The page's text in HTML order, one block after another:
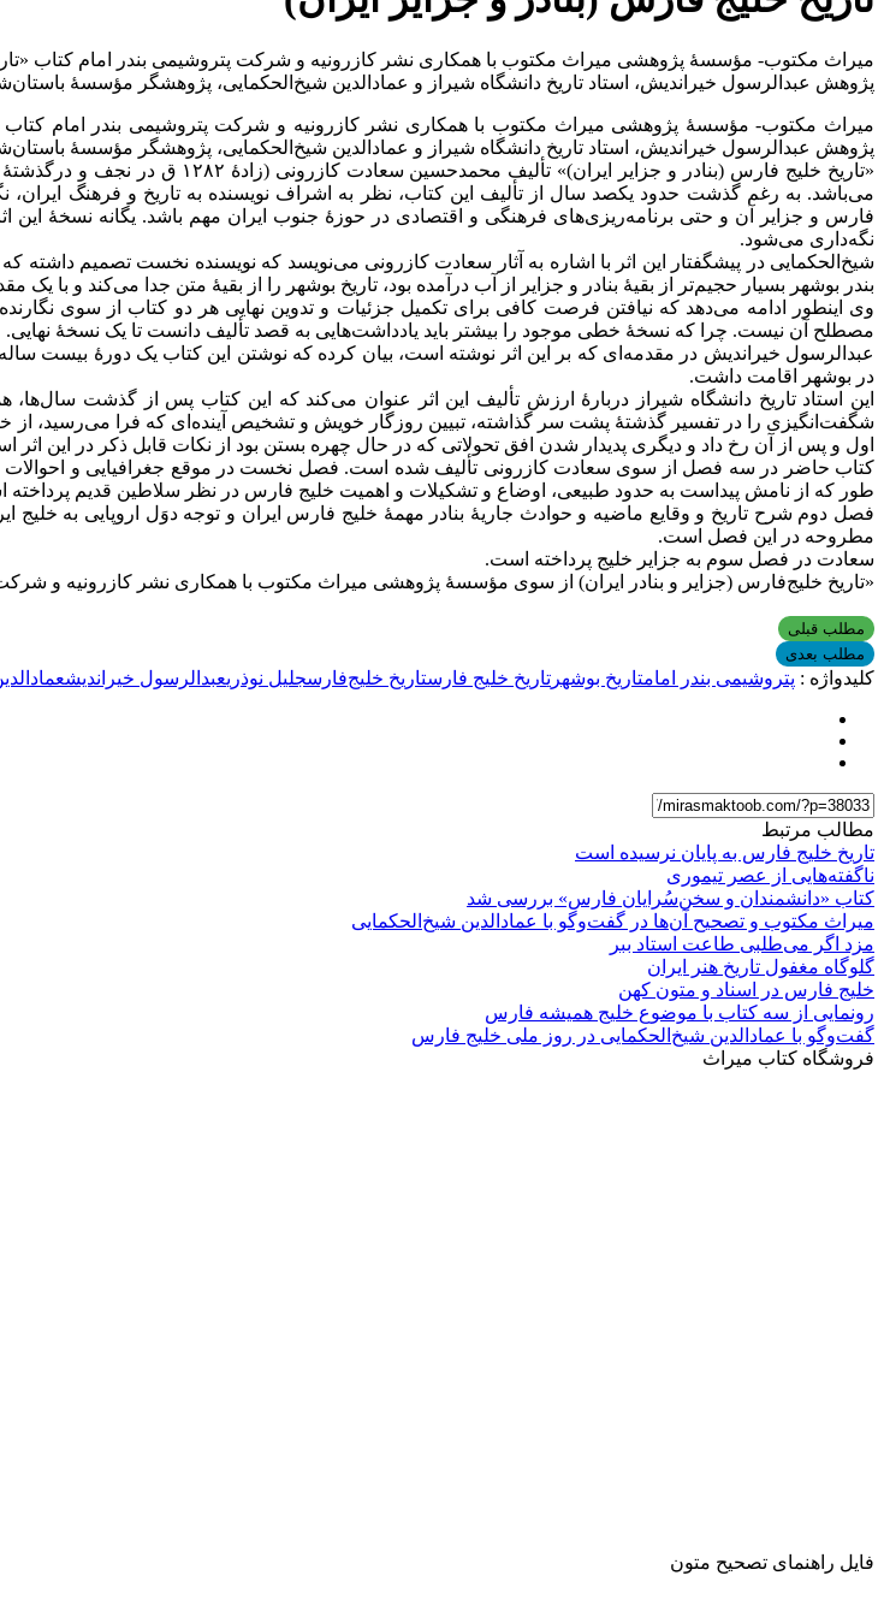
میراث مکتوب- مؤسسۀ پژوهشی میراث مکتوب با همکاری نشر کازرونیه و شرکت پتروشیمی بندر امام کتاب
پژوهش عبدالرسول خیراندیش، استاد تاریخ دانشگاه شیراز و عمادالدین شیخ‌الحکمایی، پژوهشگر مؤسسهٔ
میراث مکتوب- مؤسسۀ پژوهشی میراث مکتوب با همکاری نشر کازرونیه و شرکت پتروشیمی بندر امام کتاب
پژوهش عبدالرسول خیراندیش، استاد تاریخ دانشگاه شیراز و عمادالدین شیخ‌الحکمایی، پژوهشگر مؤسسهٔ
می‌باشد. به رغم گذشت حدود یکصد سال از تألیف این کتاب، نظر به اشراف نویسنده به تاریخ و فرهنگ
فارس و جزایر آن و حتی برنامه‌ریزی‌های فرهنگی و اقتصادی در حوزۀ جنوب ایران مهم باشد. یگانه نسخۀ این
نگه‌داری می‌شود.
شیخ‌الحکمایی در پیشگفتار این اثر با اشاره به آثار سعادت کازرونی می‌نویسد که نویسنده نخست تصمیم داشته
بندر بوشهر بسیار حجیم‌تر از بقیۀ بنادر و جزایر از آب درآمده بود، تاریخ بوشهر را از بقیۀ متن جدا می‌کند و با
وی اینطور ادامه می‌دهد که نیافتن فرصت کافی برای تکمیل جزئیات و تدوین نهایی هر دو کتاب از سوی
مصطلح آن نیست. چرا که نسخۀ خطی موجود را بیشتر باید یادداشت‌هایی به قصد تألیف دانست تا یک نسخۀ نهایی.
عبدالرسول خیراندیش در مقدمه‌ای که بر این اثر نوشته است، بیان کرده که نوشتن این کتاب یک دورۀ بیست
در بوشهر اقامت داشت.
این استاد تاریخ دانشگاه شیراز دربارۀ ارزش تألیف این اثر عنوان می‌کند که این کتاب پس از گذشت سال‌ها،
شگفت‌انگیزی را در تفسیر گذشتۀ پشت سر گذاشته، تبیین روزگار خویش و تشخیص آینده‌ای که فرا می‌رسید، از
اول و پس از آن رخ داد و دیگری پدیدار شدن افق تحولاتی که در حال چهره بستن بود از نکات قابل ذکر در این اثر
کتاب حاضر در سه فصل از سوی سعادت کازرونی تألیف شده است. فصل نخست در موقع جغرافیایی و
طور که از نامش پیداست به حدود طبیعی، اوضاع و تشکیلات و اهمیت خلیج فارس در نظر سلاطین قدیم
فصل دوم شرح تاریخ و وقایع ماضیه و حوادث جاریۀ بنادر مهمۀ خلیج فارس ایران و توجه دوَل اروپایی به
مطروحه در این فصل است.
سعادت در فصل سوم به جزایر خلیج پرداخته است.
«تاریخ خلیج‌فارس (جزایر و بنادر ایران) از سوی مؤسسۀ پژوهشی میراث مکتوب با همکاری نشر کازرونیه و شرکت پتروشیمی بندر امام
مطلب قبلی
مطلب بعدی
کلیدواژه : پتروشیمی بندر امامتاریخ بوشهر تاریخ خلیج فارستاریخ خلیج‌فارسجلیل نوذریعبدالرسول خیراندیش
مطالب مرتبط
تاریخ خلیج فارس به پایان نرسیده است
ناگفته‌هایی از عصر تیموری
کتاب «دانشمندان و سخن‌سُرایان فارس» بررسی شد
میراث مکتوب و تصحیح آن‌ها در گفت‌وگو با عمادالدین شیخ‌الحکمایی
مزد اگر می‌طلبی طاعت استاد ببر
گلوگاه مغفول تاریخ هنر ایران
خلیج فارس در اسناد و متون کهن
رونمایی از سه کتاب با موضوع خلیج همیشه فارس
گفت‌وگو با عمادالدین شیخ‌الحکمایی در روز ملی خلیج فارس
فروشگاه کتاب میراث
فایل راهنمای تصحیح متون